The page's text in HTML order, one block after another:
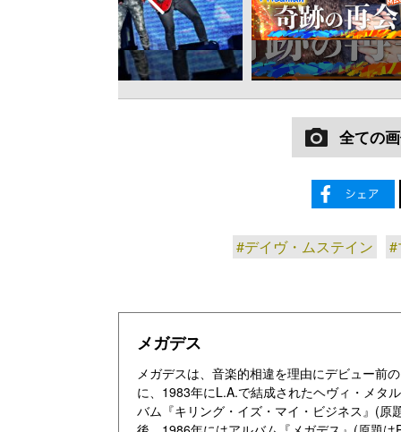
全ての
#デイヴ・ムステイン #
メガデス
メガデスは、音楽的相違を理由にデビュー前
に、1983年にL.A.で結成されたヘヴィ・メタ
バム『キリング・イズ・マイ・ビジネス』(